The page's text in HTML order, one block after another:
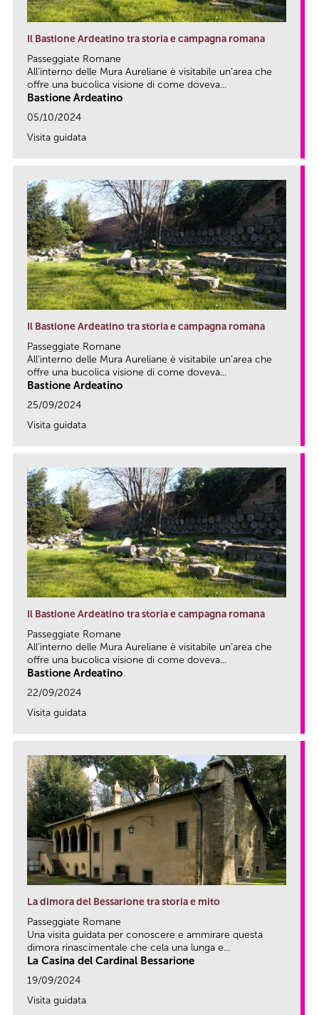
Il Bastione Ardeatino tra storia e campagna romana
Passeggiate Romane
All’interno delle Mura Aureliane è visitabile un’area che
offre una bucolica visione di come doveva...
Bastione Ardeatino
05/10/2024
Visita guidata
Il Bastione Ardeatino tra storia e campagna romana
Passeggiate Romane
All’interno delle Mura Aureliane è visitabile un’area che
offre una bucolica visione di come doveva...
Bastione Ardeatino
25/09/2024
Visita guidata
Il Bastione Ardeatino tra storia e campagna romana
Passeggiate Romane
All’interno delle Mura Aureliane è visitabile un’area che
offre una bucolica visione di come doveva...
Bastione Ardeatino
22/09/2024
Visita guidata
La dimora del Bessarione tra storia e mito
Passeggiate Romane
Una visita guidata per conoscere e ammirare questa
dimora rinascimentale che cela una lunga e...
La Casina del Cardinal Bessarione
19/09/2024
Visita guidata